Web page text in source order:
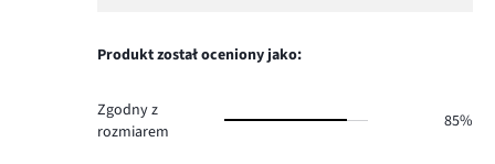
3.
głosów
Produkt został oceniony jako:
Zgodny z
rozmiarem
85%